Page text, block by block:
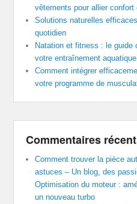
vêtements pour allier confort
Solutions naturelles
quotidien
Natation et fitness : le guide
votre entraînement aquatique
Comment intégrer
votre programme de
Commentaires
Comment trouver la pièce
astuces – Un blog, des
Optimisation du moteur :
un nouveau turbo